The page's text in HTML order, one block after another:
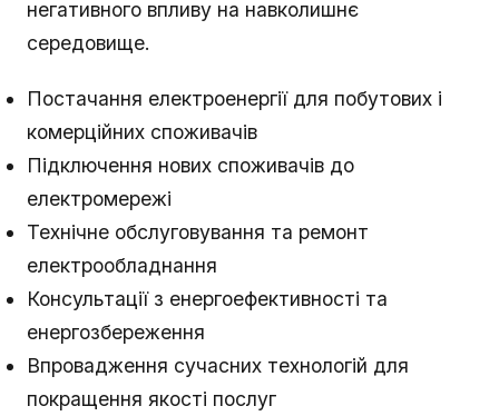
негативного впливу на навколишнє
середовище.
Постачання електроенергії для побутових і
комерційних споживачів
Підключення нових споживачів до
електромережі
Технічне обслуговування та ремонт
електрообладнання
Консультації з енергоефективності та
енергозбереження
Впровадження сучасних технологій для
покращення якості послуг